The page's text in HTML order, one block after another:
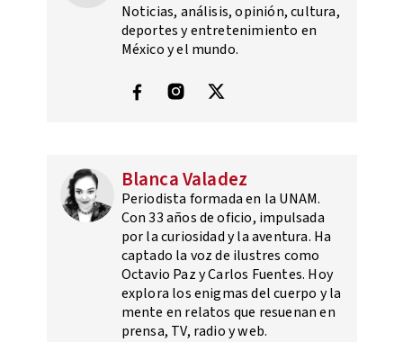
Noticias, análisis, opinión, cultura,
deportes y entretenimiento en
México y el mundo.
Blanca Valadez
Periodista formada en la UNAM.
Con 33 años de oficio, impulsada
por la curiosidad y la aventura. Ha
captado la voz de ilustres como
Octavio Paz y Carlos Fuentes. Hoy
explora los enigmas del cuerpo y la
mente en relatos que resuenan en
prensa, TV, radio y web.